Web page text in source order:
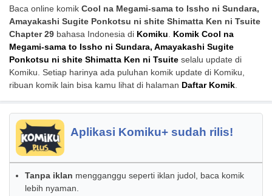
Baca online komik Cool na Megami-sama to Issho ni Sundara,
Amayakashi Sugite Ponkotsu ni shite Shimatta Ken ni Tsuite
Chapter 29 bahasa Indonesia di Komiku. Komik Cool na
Megami-sama to Issho ni Sundara, Amayakashi Sugite
Ponkotsu ni shite Shimatta Ken ni Tsuite selalu update di
Komiku. Setiap harinya ada puluhan komik update di Komiku,
ribuan komik lain bisa kamu lihat di halaman Daftar Komik.
Aplikasi Komiku+ sudah rilis!
Tanpa iklan mengganggu seperti iklan judol, baca komik
lebih nyaman.